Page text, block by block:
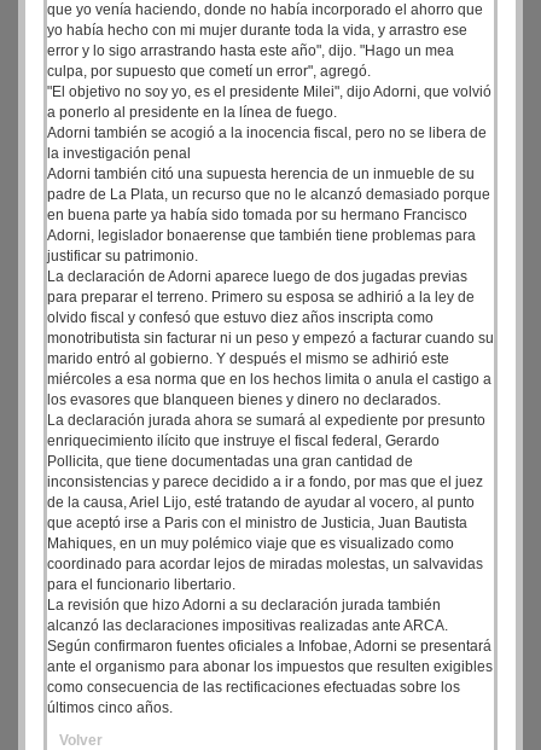
que yo venía haciendo, donde no había incorporado el ahorro que
yo había hecho con mi mujer durante toda la vida, y arrastro ese
error y lo sigo arrastrando hasta este año", dijo. "Hago un mea
culpa, por supuesto que cometí un error", agregó.
"El objetivo no soy yo, es el presidente Milei", dijo Adorni, que volvió
a ponerlo al presidente en la línea de fuego.
Adorni también se acogió a la inocencia fiscal, pero no se libera de
la investigación penal
Adorni también citó una supuesta herencia de un inmueble de su
padre de La Plata, un recurso que no le alcanzó demasiado porque
en buena parte ya había sido tomada por su hermano Francisco
Adorni, legislador bonaerense que también tiene problemas para
justificar su patrimonio.
La declaración de Adorni aparece luego de dos jugadas previas
para preparar el terreno. Primero su esposa se adhirió a la ley de
olvido fiscal y confesó que estuvo diez años inscripta como
monotributista sin facturar ni un peso y empezó a facturar cuando su
marido entró al gobierno. Y después el mismo se adhirió este
miércoles a esa norma que en los hechos limita o anula el castigo a
los evasores que blanqueen bienes y dinero no declarados.
La declaración jurada ahora se sumará al expediente por presunto
enriquecimiento ilícito que instruye el fiscal federal, Gerardo
Pollicita, que tiene documentadas una gran cantidad de
inconsistencias y parece decidido a ir a fondo, por mas que el juez
de la causa, Ariel Lijo, esté tratando de ayudar al vocero, al punto
que aceptó irse a Paris con el ministro de Justicia, Juan Bautista
Mahiques, en un muy polémico viaje que es visualizado como
coordinado para acordar lejos de miradas molestas, un salvavidas
para el funcionario libertario.
La revisión que hizo Adorni a su declaración jurada también
alcanzó las declaraciones impositivas realizadas ante ARCA.
Según confirmaron fuentes oficiales a Infobae, Adorni se presentará
ante el organismo para abonar los impuestos que resulten exigibles
como consecuencia de las rectificaciones efectuadas sobre los
últimos cinco años.
Volver